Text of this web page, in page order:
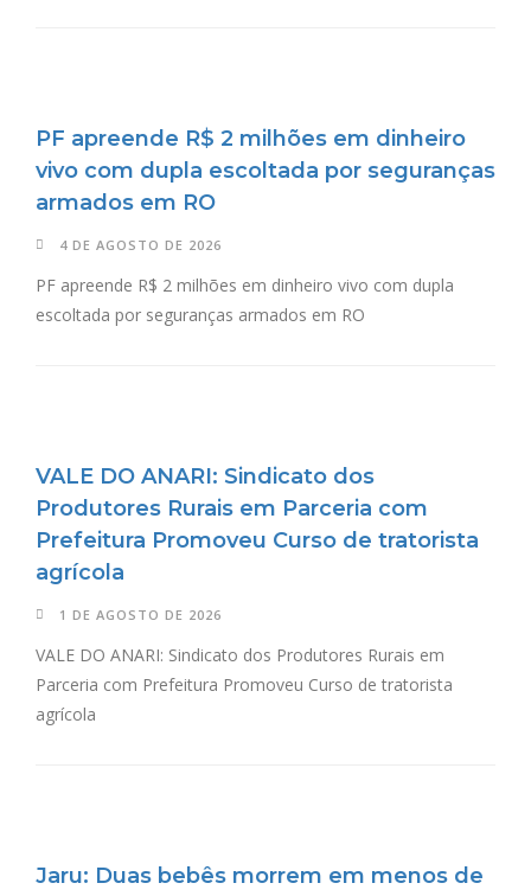
PF apreende R$ 2 milhões em dinheiro
vivo com dupla escoltada por seguranças
armados em RO
4 DE AGOSTO DE 2026
PF apreende R$ 2 milhões em dinheiro vivo com dupla
escoltada por seguranças armados em RO
VALE DO ANARI: Sindicato dos
Produtores Rurais em Parceria com
Prefeitura Promoveu Curso de tratorista
agrícola
1 DE AGOSTO DE 2026
VALE DO ANARI: Sindicato dos Produtores Rurais em
Parceria com Prefeitura Promoveu Curso de tratorista
agrícola
Jaru: Duas bebês morrem em menos de